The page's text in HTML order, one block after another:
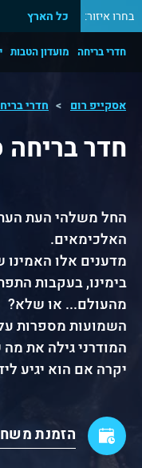
בחרו איזור: כל הארץ
חדרי בריחה מועדון הטבות
אסקייפ רום חדרי
חדר בריחה
החל משלהי העת
האלכימאים.
מדענים אלו האמינו
בימינו, בעקבות
מהעולם... או שלא?
השמועות מספרות
המודרני גילה את
יקרה אם הוא יגיע
הזמנת